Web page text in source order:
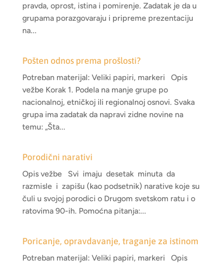
pravda, oprost, istina i pomirenje. Zadatak je da u
grupama porazgovaraju i pripreme prezentaciju
na...
Pošten odnos prema prošlosti?
Potreban materijal: Veliki papiri, markeri Opis
vežbe Korak 1. Podela na manje grupe po
nacionalnoj, etničkoj ili regionalnoj osnovi. Svaka
grupa ima zadatak da napravi zidne novine na
temu: „Šta...
Porodični narativi
Opis vežbe Svi imaju desetak minuta da
razmisle i zapišu (kao podsetnik) narative koje su
čuli u svojoj porodici o Drugom svetskom ratu i o
ratovima 90-ih. Pomoćna pitanja:...
Poricanje, opravdavanje, traganje za istinom
Potreban materijal: Veliki papiri, markeri Opis